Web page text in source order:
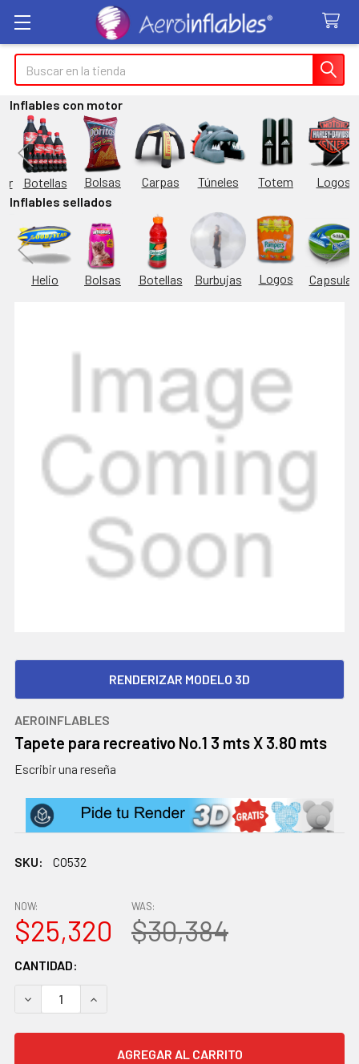
Buscar
Inflables con motor
Botellas Bolsas Carpas Túneles Totem
Logos
Inflables sellados
Helio Bolsas Botellas Burbujas Logos Capsulas
AEROINFLABLES
Tapete para recreativo No.1 3 mts X 3.80 mts
Escribir una reseña
SKU: CO532
RENDERIZAR MODELO 3D
NOW:
$25,320
WAS:
$30,384
EXISTENCIAS
ACTUALES:
CANTIDAD:
DISMINUIR CANTIDAD:AUMENTAR CANTIDAD: